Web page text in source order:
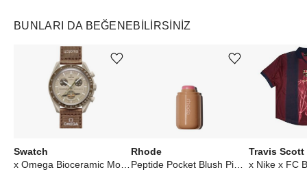
BUNLARI DA BEĞENEBILIRSINIZ
Swatch
x Omega Bioceramic Moonswatch Mission to Saturn
Ürünü istek listesine ekle veya listeden çıkar
Rhode
Peptide Pocket Blush Piggy
Ürünü istek listesine ekle veya listeden çıkar
Travis Scott